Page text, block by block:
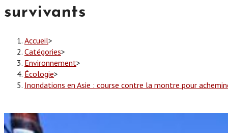
survivants
Accueil>
Catégories>
Environnement>
Écologie>
Inondations en Asie : course contre la montre pour